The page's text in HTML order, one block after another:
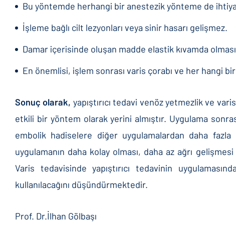
Bu yöntemde herhangi bir anestezik yönteme de
İşleme bağlı cilt lezyonları veya sinir hasarı gelişmez.
Damar içerisinde oluşan madde elastik kıvamda
En önemlisi, işlem sonrası varis çorabı ve her hangi
Sonuç olarak, yapıştırıcı tedavi venöz yetmezlik ve
etkili bir yöntem olarak yerini almıştır. Uygulama
embolik hadiselere diğer uygulamalardan daha
uygulamanın daha kolay olması, daha az ağrı
Varis tedavisinde yapıştırıcı tedavinin
kullanılacağını düşündürmektedir.
Prof. Dr.İlhan Gölbaşı